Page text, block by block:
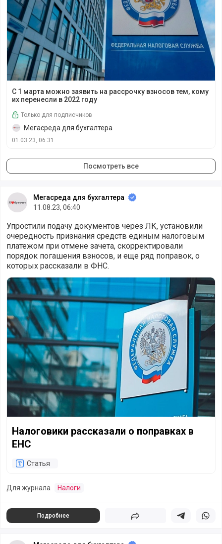
С 1 марта можно заявить на рассрочку взносов тем, кому
их перенесли в 2022 году
Только для подписчиков
Мегасреда для бухгалтера
01.03.23, 06:31
Посмотреть все
Мегасреда для бухгалтера
11.08.23, 06:40
Упростили подачу документов через ЛК, установили
очередность признания средств единым налоговым
платежом при отмене зачета, скорректировали
порядок погашения взносов, и еще ряд поправок, о
которых рассказали в ФНС.
Налоговики рассказали о поправках в ЕНС
Налоговики рассказали о поправках в
ЕНС
Статья
Для журнала Налоги
Подробнее Поделиться Поделиться в